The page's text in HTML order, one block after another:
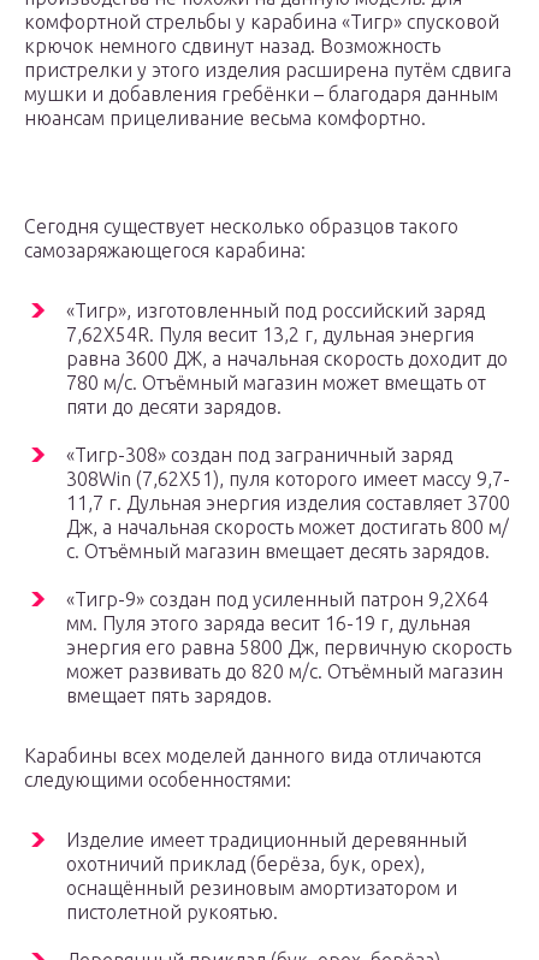
комфортной стрельбы у карабина «Тигр» спусковой
крючок немного сдвинут назад. Возможность
пристрелки у этого изделия расширена путём сдвига
мушки и добавления гребёнки – благодаря данным
нюансам прицеливание весьма комфортно.
Сегодня существует несколько образцов такого
самозаряжающегося карабина:
«Тигр», изготовленный под российский заряд
7,62Х54R. Пуля весит 13,2 г, дульная энергия
равна 3600 ДЖ, а начальная скорость доходит до
780 м/с. Отъёмный магазин может вмещать от
пяти до десяти зарядов.
«Тигр-308» создан под заграничный заряд
308Win (7,62Х51), пуля которого имеет массу 9,7-
11,7 г. Дульная энергия изделия составляет 3700
Дж, а начальная скорость может достигать 800 м/
с. Отъёмный магазин вмещает десять зарядов.
«Тигр-9» создан под усиленный патрон 9,2Х64
мм. Пуля этого заряда весит 16-19 г, дульная
энергия его равна 5800 Дж, первичную скорость
может развивать до 820 м/с. Отъёмный магазин
вмещает пять зарядов.
Карабины всех моделей данного вида отличаются
следующими особенностями:
Изделие имеет традиционный деревянный
охотничий приклад (берёза, бук, орех),
оснащённый резиновым амортизатором и
пистолетной рукоятью.